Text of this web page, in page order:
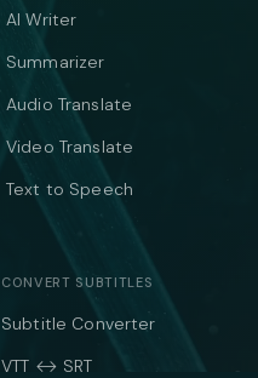
AI Writer
Summarizer
Audio Translate
Video Translate
Text to Speech
CONVERT SUBTITLES
Subtitle Converter
VTT ↔ SRT